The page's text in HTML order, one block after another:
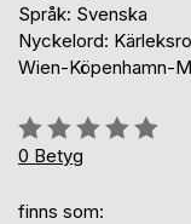
Språk: Svenska
Nyckelord:
Wien-Köpenhamn-
Betyg::
0%
0 Betyg
finns som: